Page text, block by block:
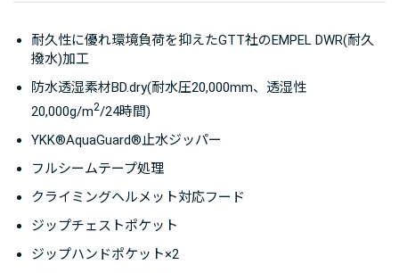
耐久性に優れ環境負荷を抑えたGTT社のEMPEL DWR(耐久
撥水)加工
防水透湿素材BD.dry(耐水圧20,000mm、透湿性
20,000g/m2/24時間)
YKK®AquaGuard®止水ジッパー
フルシームテープ処理
クライミングヘルメット対応フード
ジップチェストポケット
ジップハンドポケット×2